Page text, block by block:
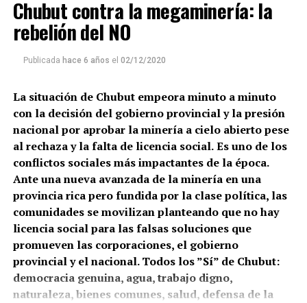
Chubut contra la megaminería: la
rebelión del NO
Publicada hace 6 años el 02/12/2020
La situación de Chubut empeora minuto a minuto
con la decisión del gobierno provincial y la presión
nacional por aprobar la minería a cielo abierto pese
al rechaza y la falta de licencia social.Es uno de los
conflictos sociales más impactantes de la época.
Ante una nueva avanzada de la minería en una
provincia rica pero fundida por la clase política, las
comunidades se movilizan planteando que no hay
licencia social para las falsas soluciones que
promueven las corporaciones, el gobierno
provincial y el nacional. Todos los ”Sí” de Chubut:
democracia genuina, agua, trabajo digno,
naturaleza, bienes comunes, salud, defensa de la